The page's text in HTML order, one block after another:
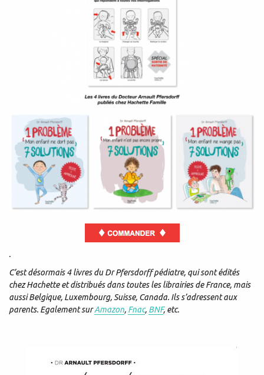
.
C’est désormais 4 livres du Dr Pfersdorff pédiatre, qui sont édités
chez Hachette et distribués dans toutes les librairies de France, mais
aussi Belgique, Luxembourg, Suisse, Canada. Ils s’adressent aux
parents. Egalement surAmazon, Fnac, BNF, etc.